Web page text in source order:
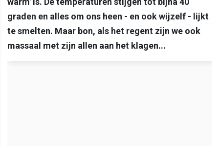
graden en alles om ons heen - en ook wijzelf - lijkt
te smelten. Maar bon, als het regent zijn we ook
massaal met zijn allen aan het klagen...